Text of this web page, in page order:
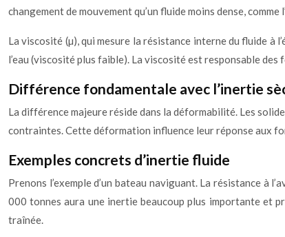
changement de mouvement qu’un fluide moins dense,
La viscosité (µ), qui mesure la résistance interne du fluide à
l’eau (viscosité plus faible). La viscosité est responsable
Différence fondamentale avec l’inertie
La différence majeure réside dans la déformabilité. Les
contraintes. Cette déformation influence leur réponse aux
Exemples concrets d’inertie fluide
Prenons l’exemple d’un bateau naviguant. La résistance à
000 tonnes aura une inertie beaucoup plus importante et
traînée.